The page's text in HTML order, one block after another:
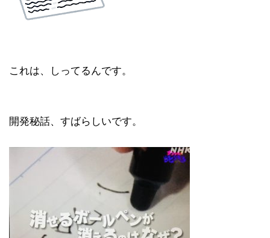
これは、しってるんです。
開発秘話、すばらしいです。